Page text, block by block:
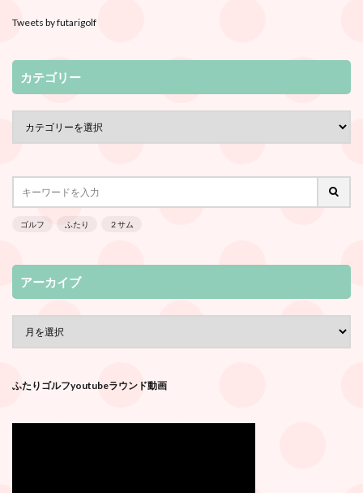
Tweets by futarigolf
カテゴリー
ゴルフ ふたり ２サム
アーカイブ
ふたりゴルフyoutubeラウンド動画